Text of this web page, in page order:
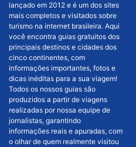
lançado em 2012 e é um dos sites
mais completos e visitados sobre
turismo na internet brasileira. Aqui
você encontra guias gratuitos dos
principais destinos e cidades dos
cinco continentes, com
informações importantes, fotos e
dicas inéditas para a sua viagem!
Todos os nossos guias são
produzidos a partir de viagens
realizadas por nossa equipe de
jornalistas, garantindo
informações reais e apuradas, com
o olhar de quem realmente visitou